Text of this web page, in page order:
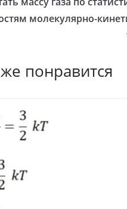
молекулярно-
понравится